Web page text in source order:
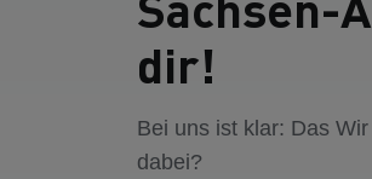
dir!
Bei uns ist klar: Das
dabei?